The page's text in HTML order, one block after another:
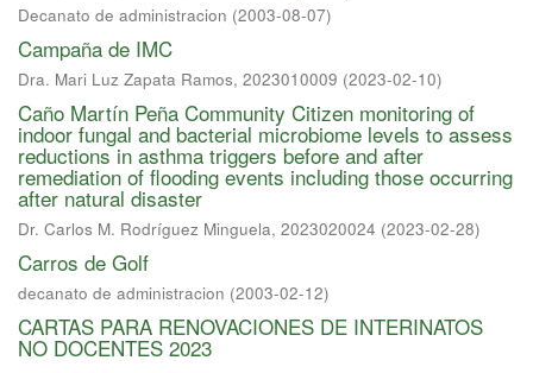
Decanato de administracion (2003-08-07)
Campaña de IMC
Dra. Mari Luz Zapata Ramos, 2023010009 (2023-02-10)
Caño Martín Peña Community Citizen monitoring of
indoor fungal and bacterial microbiome levels to assess
reductions in asthma triggers before and after
remediation of flooding events including those occurring
after natural disaster
Dr. Carlos M. Rodríguez Minguela, 2023020024 (2023-02-28)
Carros de Golf
decanato de administracion (2003-02-12)
CARTAS PARA RENOVACIONES DE INTERINATOS
NO DOCENTES 2023